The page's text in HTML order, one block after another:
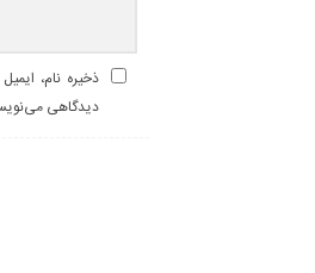
ذخیره نام،
دیدگاهی